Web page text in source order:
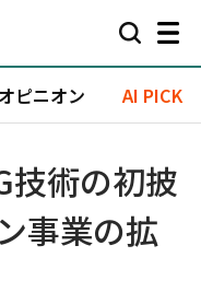
オピニオン AI PICK
技術の初披
事業の拡